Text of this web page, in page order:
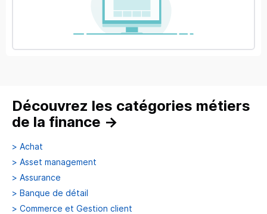
Découvrez les catégories métiers
de la finance →
> Achat
> Asset management
> Assurance
> Banque de détail
> Commerce et Gestion client